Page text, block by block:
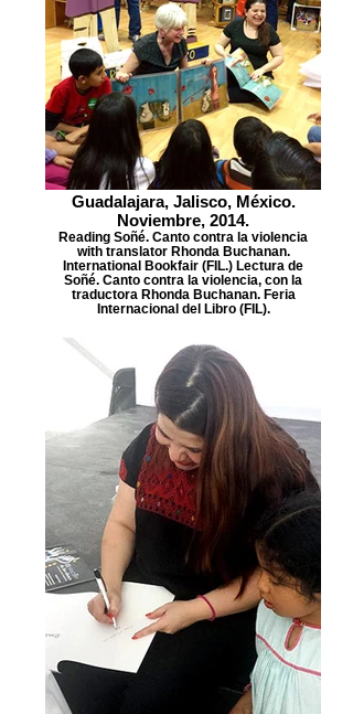
Guadalajara, Jalisco, México.
Noviembre, 2014.
Reading Soñé. Canto contra la violencia
with translator Rhonda Buchanan.
International Bookfair (FIL.) Lectura de
Soñé. Canto contra la violencia, con la
traductora Rhonda Buchanan. Feria
Internacional del Libro (FIL).